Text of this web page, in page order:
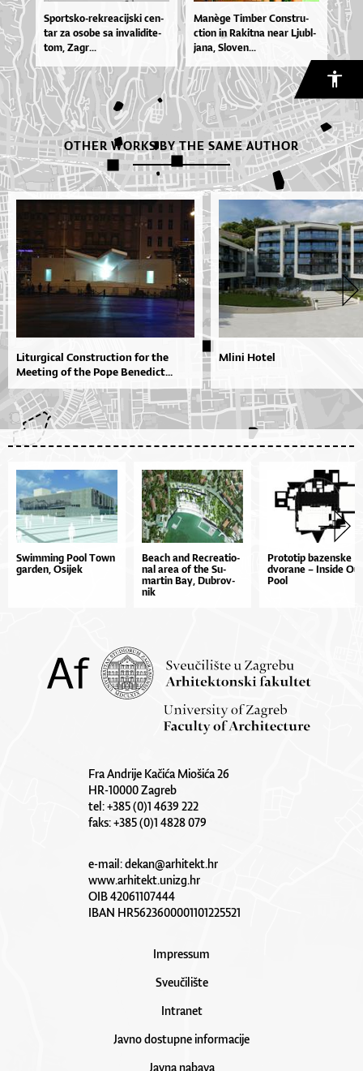
Spor­tsko­-re­kre­a­cij­ski cen­
tar za oso­be sa in­va­li­di­te­
tom, Za­gr...
Ma­nège Tim­ber Con­stru­
cti­on in Ra­kit­na ne­ar Lju­bl­
ja­na, Slo­ven...
OTHER WORKS BY THE SAME AUTHOR
Liturgical Construction for the
Meeting of the Pope Benedict...
Mlini Hotel
Swimming Pool Town
garden, Osijek
Be­a­ch and Re­cre­a­ti­o­
nal area of the Su­
mar­tin Bay, Du­brov­
nik
Pro­to­tip ba­zen­ske
dvo­ra­ne – In­si­de Out
Po­ol
Fra Andrije Kačića Miošića 26
HR-10000 Zagreb
tel: +385 (0)1 4639 222
faks: +385 (0)1 4828 079
e-mail:dekan@arhitekt.hr
www.arhitekt.unizg.hr
OIB 42061107444
IBAN HR5623600001101225521
Impressum
Sveučilište
Intranet
Javno dostupne informacije
Javna nabava